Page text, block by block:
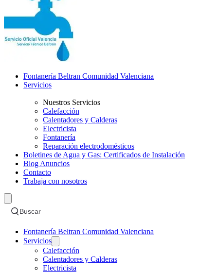
Fontanería Beltran Comunidad Valenciana
Servicios
Nuestros Servicios
Calefacción
Calentadores y Calderas
Electricista
Fontanería
Reparación electrodomésticos
Boletines de Agua y Gas: Certificados de Instalación
Blog Anuncios
Contacto
Trabaja con nosotros
Buscar
Fontanería Beltran Comunidad Valenciana
Servicios
Calefacción
Calentadores y Calderas
Electricista